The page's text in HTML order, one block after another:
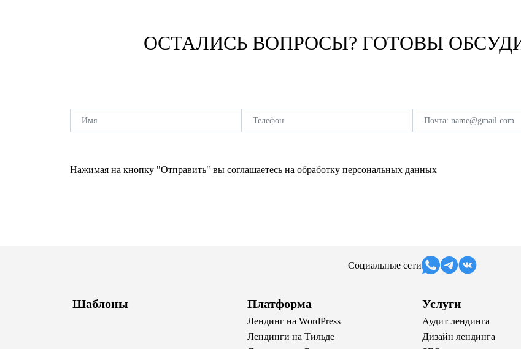
ОСТАЛИСЬ ВОПРОСЫ? ГОТОВЫ
Нажимая на кнопку "Отправить" вы соглашаетесь на обработку персональных данных
Социальные сети
Шаблоны Платформа
Лендинг на WordPress
Лендинги на Тильде
Услуги
Аудит лендинга
Дизайн лендинга